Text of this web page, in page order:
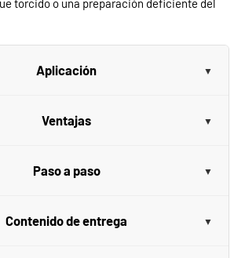
torcido o una preparación deficiente del
Aplicación
Ventajas
Paso a paso
Contenido de entrega